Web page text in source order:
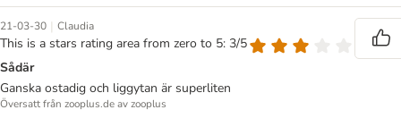
21-03-30 | Claudia
This is a stars rating area from zero to 5: 3/5
Sådär
Ganska ostadig och liggytan är superliten
Översatt från zooplus.de av zooplus